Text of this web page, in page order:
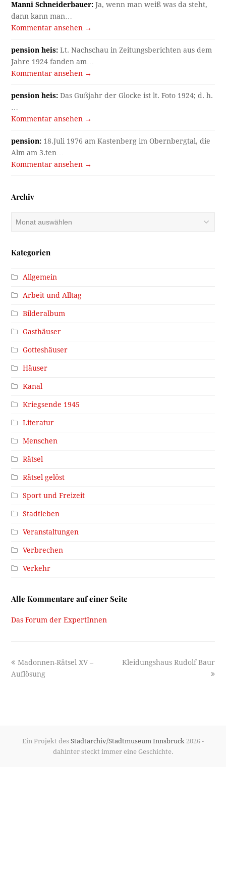
Manni Schneiderbauer: Ja, wenn man weiß was da steht,
dann kann man…
Kommentar ansehen →
pension heis: Lt. Nachschau in Zeitungsberichten aus dem
Jahre 1924 fanden am…
Kommentar ansehen →
pension heis: Das Gußjahr der Glocke ist lt. Foto 1924; d. h.
…
Kommentar ansehen →
pension: 18.Juli 1976 am Kastenberg im Obernbergtal, die
Alm am 3.ten…
Kommentar ansehen →
Archiv
Archiv
Kategorien
Allgemein
Arbeit und Alltag
Bilderalbum
Gasthäuser
Gotteshäuser
Häuser
Kanal
Kriegsende 1945
Literatur
Menschen
Rätsel
Rätsel gelöst
Sport und Freizeit
Stadtleben
Veranstaltungen
Verbrechen
Verkehr
Alle Kommentare auf einer Seite
Das Forum der ExpertInnen
previous
post:
Madonnen-Rätsel XV –
Auflösung
next
Kleidungshaus Rudolf Baur
Ein Projekt des Stadtarchiv/Stadtmuseum Innsbruck 2026 -
dahinter steckt immer eine Geschichte.